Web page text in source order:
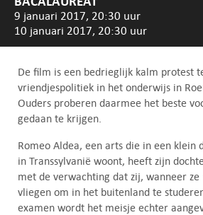
9 januari 2017, 20:30 uur
10 januari 2017, 20:30 uur
De film is een bedrieglijk kalm protest
vriendjespolitiek in het onderwijs in
Ouders proberen daarmee het beste
gedaan te krijgen.
Romeo Aldea, een arts die in een klein
in Transsylvanië woont, heeft zijn
met de verwachting dat zij, wanneer
vliegen om in het buitenland te
examen wordt het meisje echter